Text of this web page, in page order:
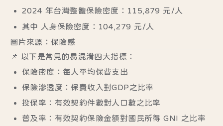
2024 年台灣整體保險密度：115,879 元/人
其中
人身保險密度：104,279 元/人
圖片來源：保險感
📌 以下是常見的易混淆四大指標：
保險密度：每人平均保費支出
保險滲透度：保費收入對GDP之比率
投保率：有效契約件數對人口數之比率
普及率：有效契約保險金額對國民所得 GNI 之比率